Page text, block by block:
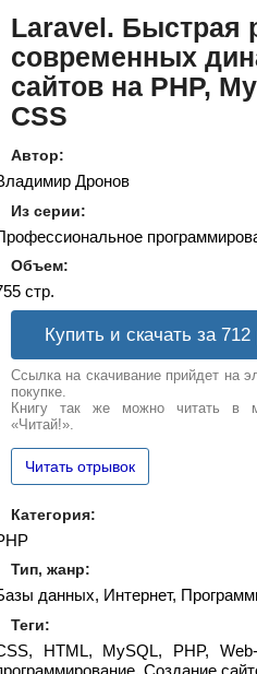
Laravel. Быстрая
современных
сайтов на PHP,
CSS
Автор:
Дронов
Из серии:
Объем:
стр.
Купить и скачать за 712
Ссылка на скачивание прийдет на
покупке.
Книгу так же можно читать в
«Читай!».
Читать отрывок
Категория:
Тип, жанр:
данных, Интернет,
Теги:
HTML, MySQL, PHP,
Создание